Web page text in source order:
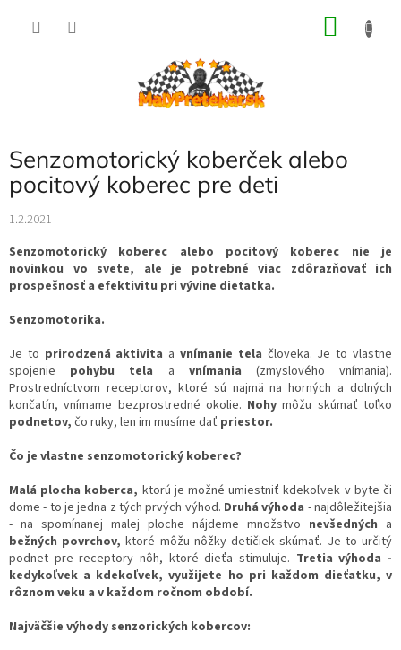
Senzomotorický koberček alebo
pocitový koberec pre deti
1.2.2021
Senzomotorický koberec alebo pocitový koberec nie je
novinkou vo svete, ale je potrebné viac zdôrazňovať ich
prospešnosť a efektivitu pri vývine dieťatka.
Senzomotorika.
Je to prirodzená aktivita avnímanie tela človeka. Je to vlastne
spojenie pohybu tela a vnímania (zmyslového vnímania).
Prostredníctvom receptorov, ktoré sú najmä na horných a dolných
končatín, vnímame bezprostredné okolie. Nohy môžu skúmať toľko
podnetov, čo ruky, len im musíme dať priestor.
Čo je vlastne senzomotorický koberec?
Malá plocha koberca, ktorú je možné umiestniť kdekoľvek v byte či
dome - to je jedna z tých prvých výhod. Druhá výhoda - najdôležitejšia
- na spomínanej malej ploche nájdeme množstvo nevšedných a
bežných povrchov, ktoré môžu nôžky detičiek skúmať. Je to určitý
podnet pre receptory nôh, ktoré dieťa stimuluje. Tretia výhoda -
kedykoľvek a kdekoľvek, využijete ho pri každom dieťatku, v
rôznom veku a v každom ročnom období.
Najväčšie výhody senzorických kobercov: